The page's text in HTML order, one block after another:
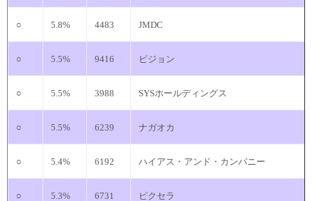
○ 5.8% 4483 JMDC
○ 5.5% 9416 ビジョン
○ 5.5% 3988 SYSホールディングス
○ 5.5% 6239 ナガオカ
○ 5.4% 6192 ハイアス・アンド・カンパニー
○ 5.3% 6731 ピクセラ